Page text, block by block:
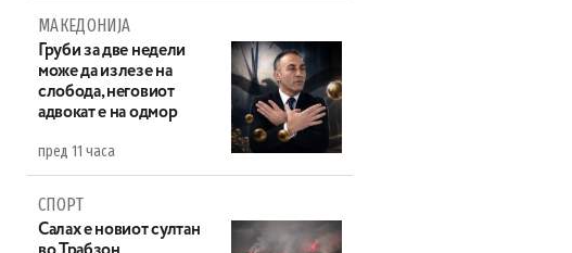
МАКЕДОНИЈА
Груби за две недели
може да излезе на
слобода, неговиот
адвокат е на одмор
пред 11 часа
СПОРТ
Салах е новиот султан